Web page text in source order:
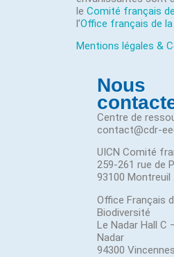
le Comité français de
l’Office français de
Mentions légales &
Nous
Centre de
contact@cdr-
UICN Comité
259-261 rue de
93100 Montreuil
Office Français
Biodiversité
Le Nadar Hall C
Nadar
94300 Vincennes